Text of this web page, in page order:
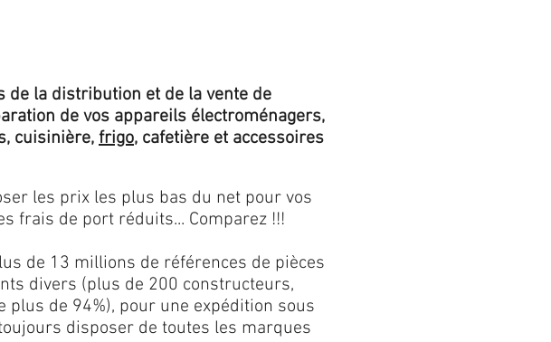
la distribution et de la vente de
de vos appareils électroménagers,
cuisinière, frigo, cafetière et accessoires
les prix les plus bas du net pour vos
frais de port réduits... Comparez !!!
de 13 millions de références de pièces
divers (plus de 200 constructeurs,
plus de 94%), pour une expédition sous
disposer de toutes les marques